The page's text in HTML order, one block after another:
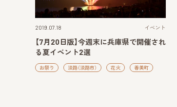
2019.07.18 イベント
【7月20日版】今週末に兵庫県で開催され
る夏イベント2選
お祭り 淡路（淡路市） 花火 香美町